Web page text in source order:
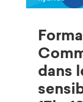
dans